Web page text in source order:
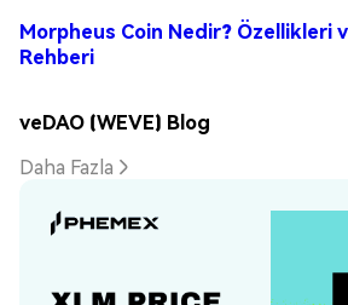
Morpheus Coin Nedir? Özellikleri
Rehberi
veDAO (WEVE) Blog
Daha Fazla